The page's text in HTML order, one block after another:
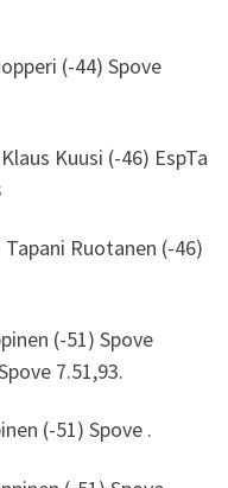
(-44) Spove
Kuusi (-46) EspTa
Ruotanen (-46)
(-51) Spove
7.51,93.
(-51) Spove .